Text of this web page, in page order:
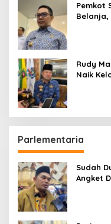
Pemkot
Belanja,
Rudy
Naik
Parlementaria
Sudah
Angket